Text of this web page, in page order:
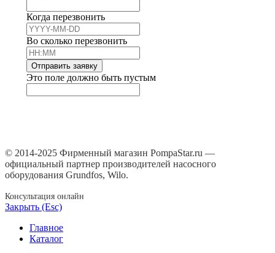
Когда перезвонить
Во сколько перезвонить
Отправить заявку
Это поле должно быть пустым
© 2014-2025 Фирменный магазин PompaStar.ru —
официальный партнер производителей насосного
оборудования Grundfos, Wilo.
Консультация онлайн
Закрыть (Esc)
Главное
Каталог